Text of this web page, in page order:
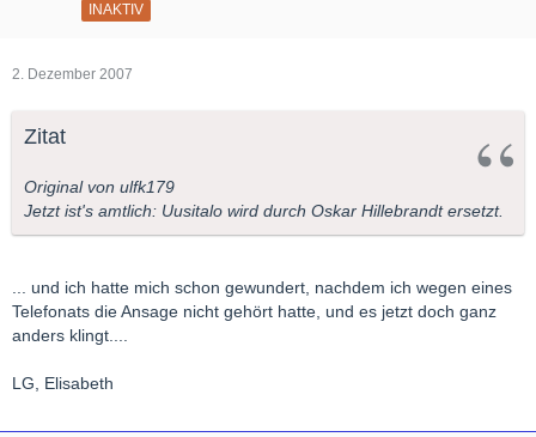
INAKTIV
2. Dezember 2007
Zitat
Original von ulfk179
Jetzt ist's amtlich: Uusitalo wird durch Oskar Hillebrandt ersetzt.
... und ich hatte mich schon gewundert, nachdem ich wegen eines
Telefonats die Ansage nicht gehört hatte, und es jetzt doch ganz
anders klingt....
LG, Elisabeth